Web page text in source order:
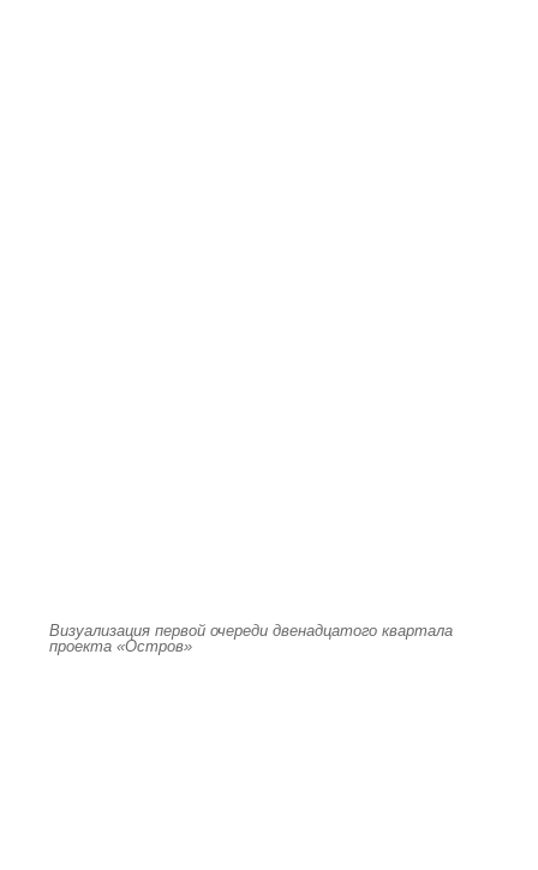
Визуализация первой очереди двенадцатого квартала
проекта «Остров»